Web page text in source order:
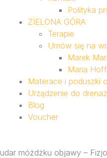
Polityka
ZIELONA GÓRA
Terapie
Umów się na
Marek
Maria
Materace i poduszki
Urządzenie do
Blog
Voucher
udar móżdżku objawy –